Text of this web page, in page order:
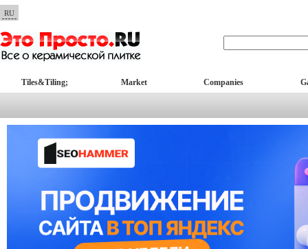
RU
Tiles&Tiling; Market Companies